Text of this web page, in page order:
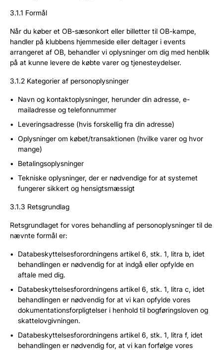
3.1.1 Formål
Når du køber et OB-sæsonkort eller billetter til OB-kampe,
handler på klubbens hjemmeside eller deltager i events
arrangeret af OB, behandler vi oplysninger om dig med henblik
på at kunne levere de købte varer og tjenesteydelser.
3.1.2 Kategorier af personoplysninger
Navn og kontaktoplysninger, herunder din adresse, e-
mailadresse og telefonnummer
Leveringsadresse (hvis forskellig fra din adresse)
Oplysninger om købet/transaktionen (hvilke varer og hvor
mange)
Betalingsoplysninger
Tekniske oplysninger, der er nødvendige for at systemet
fungerer sikkert og hensigtsmæssigt
3.1.3 Retsgrundlag
Retsgrundlaget for vores behandling af personoplysninger til de
nævnte formål er:
Databeskyttelsesforordningens artikel 6, stk. 1, litra b, idet
behandlingen er nødvendig for at indgå eller opfylde en
aftale med dig.
Databeskyttelsesforordningens artikel 6, stk. 1, litra c, idet
behandlingen er nødvendig for at vi kan opfylde vores
dokumentationsforpligtelser i henhold til bogføringsloven og
skattelovgivningen.
Databeskyttelsesforordningens artikel 6, stk. 1, litra f, idet
behandlingen er nødvendig for, at vi kan forfølge vores